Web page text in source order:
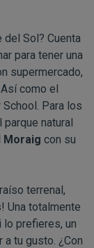
del Sol? Cuenta
para tener una
supermercado,
Así como el
School. Para los
parque natural
Moraig con su
terrenal,
Una totalmente
lo prefieres, un
tu gusto. ¿Con